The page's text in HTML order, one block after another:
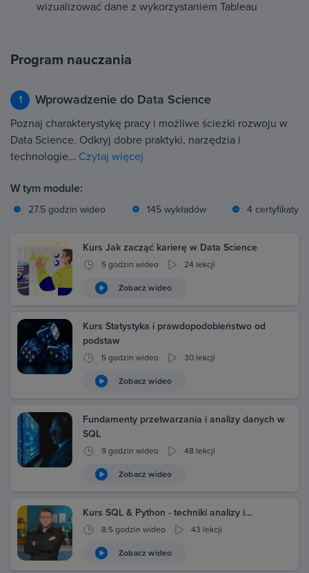
wizualizować dane z wykorzystaniem Tableau
Program nauczania
1 Wprowadzenie do Data Science
Poznaj charakterystykę pracy i możliwe ścieżki rozwoju w
Data Science. Odkryj dobre praktyki, narzędzia i
technologie… Czytaj więcej
W tym module:
27.5 godzin wideo 145 wykładów 4 certyfikaty
Kurs Jak zacząć karierę w Data Science
5 godzin wideo 24 lekcji
Zobacz wideo
Kurs Statystyka i prawdopodobieństwo od
podstaw
5 godzin wideo 30 lekcji
Zobacz wideo
Fundamenty przetwarzania i analizy danych w
SQL
9 godzin wideo 48 lekcji
Zobacz wideo
Kurs SQL & Python - techniki analizy i…
8.5 godzin wideo 43 lekcji
Zobacz wideo